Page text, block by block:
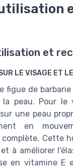
et
LE VISAGE ET
figue de
peau. Pour le
une peau
en
Cette
à améliorer
en vitamine E